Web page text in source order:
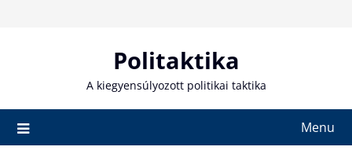
Politaktika
A kiegyensúlyozott politikai taktika
Menu